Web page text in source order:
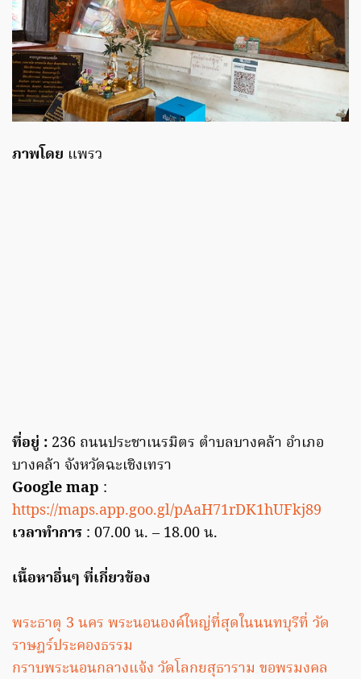
ภาพโดย แพรว
ที่อยู่ : 236 ถนนประชาเนรมิตร ตำบลบางคล้า อำเภอ
บางคล้า จังหวัดฉะเชิงเทรา
Google map :
https://maps.app.goo.gl/pAaH71rDK1hUFkj89
เวลาทำการ : 07.00 น. – 18.00 น.
เนื้อหาอื่นๆ ที่เกี่ยวข้อง
พระธาตุ 3 นคร พระนอนองค์ใหญ่ที่สุดในนนทบุรีที่ วัด
ราษฎร์ประคองธรรม
กราบพระนอนกลางแจ้ง วัดโลกยสุธาราม ขอพรมงคล